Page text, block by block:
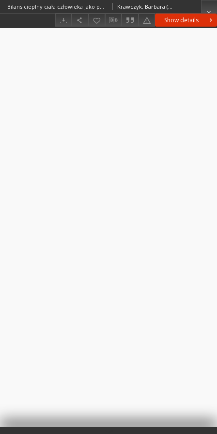
Show details
Bilans cieplny ciała człowieka jako podstawa podziału bioklimatycznego obszaru Iwonicza = Teplovoj balans tela čeloveka kak osnova bioklimatičeskogo rajonirovaniâ kurorta Ivonič = Heat balance of the human body as a basis for the bioclimatic divide of the health resort Iwonicz Krawczyk, Barbara (1935– )